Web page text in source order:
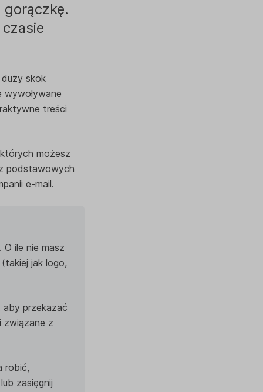
skok
treści
możesz
podstawowych
e-mail.
ile nie masz
jak logo,
przekazać
związane z
robić,
lub zasięgnij